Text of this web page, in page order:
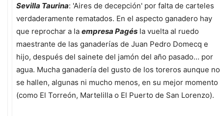
Sevilla Taurina: 'Aires de decepción' por falta de carteles
verdaderamente rematados. En el aspecto ganadero hay
que reprochar a la empresa Pagés la vuelta al ruedo
maestrante de las ganaderías de Juan Pedro Domecq e
hijo, después del sainete del jamón del año pasado… por
agua. Mucha ganadería del gusto de los toreros aunque no
se hallen, algunas ni mucho menos, en su mejor momento
(como El Torreón, Martelilla o El Puerto de San Lorenzo).